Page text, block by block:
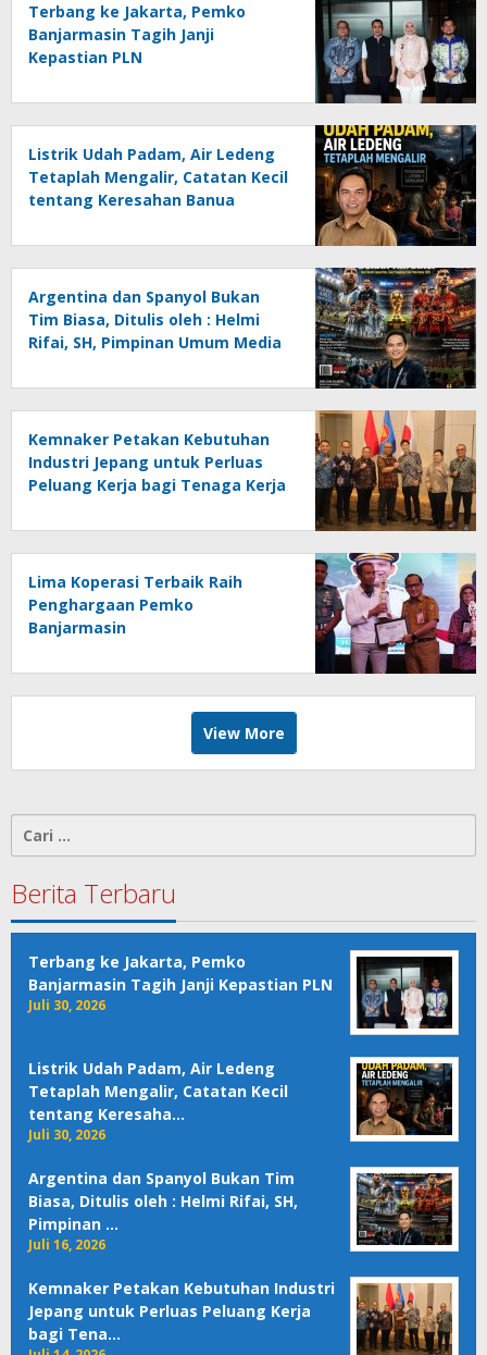
Terbang ke Jakarta, Pemko
Banjarmasin Tagih Janji
Kepastian PLN
Listrik Udah Padam, Air Ledeng
Tetaplah Mengalir, Catatan Kecil
tentang Keresahan Banua
Ancaman Lingkungan, Oleh :
Helmi Rifai, SH
Argentina dan Spanyol Bukan
Tim Biasa, Ditulis oleh : Helmi
Rifai, SH, Pimpinan Umum Media
Kemnaker Petakan Kebutuhan
Industri Jepang untuk Perluas
Peluang Kerja bagi Tenaga Kerja
Lima Koperasi Terbaik Raih
Penghargaan Pemko
Banjarmasin
View More
Cari
Berita Terbaru
Terbang ke Jakarta, Pemko
Banjarmasin Tagih Janji Kepastian PLN
Juli 30, 2026
Listrik Udah Padam, Air Ledeng
Tetaplah Mengalir, Catatan Kecil
tentang Keresaha…
Juli 30, 2026
Argentina dan Spanyol Bukan Tim
Biasa, Ditulis oleh : Helmi Rifai, SH,
Pimpinan …
Juli 16, 2026
Kemnaker Petakan Kebutuhan Industri
Jepang untuk Perluas Peluang Kerja
bagi Tena…